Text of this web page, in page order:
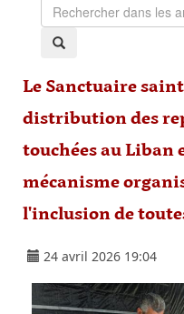
Le Sanctuaire
distribution des
touchées au Liban
mécanisme
l'inclusion de
24 avril 2026 19:04